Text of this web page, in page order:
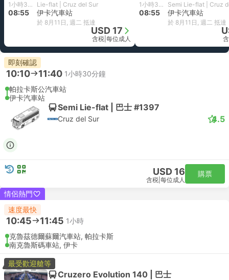
1小時30分鐘 Lie-flat | Cruz del Sur
08:55 伊卡汽車站
於 8月11日, 週二 抵達
USD 17
含税 每位成人
1小時30分鐘 Semi Lie-flat | Cruz
08:55 伊卡汽車站
於 8月11日, 週二 抵達
即刻確認
10:10 11:40 1小時30分鐘
帕拉卡斯公汽車站
伊卡汽車站
Semi Lie-flat | 巴士 #1397
Cruz del Sur 4.5
USD 16
含税 每位成人
購票
情侶熱門
速度最快
10:45 11:45 1小時
克魯茲德爾蘇爾汽車站, 帕拉卡斯
南克魯斯碼車站, 伊卡
最受歡迎艙等
Cruzero Evolution 140 | 巴士